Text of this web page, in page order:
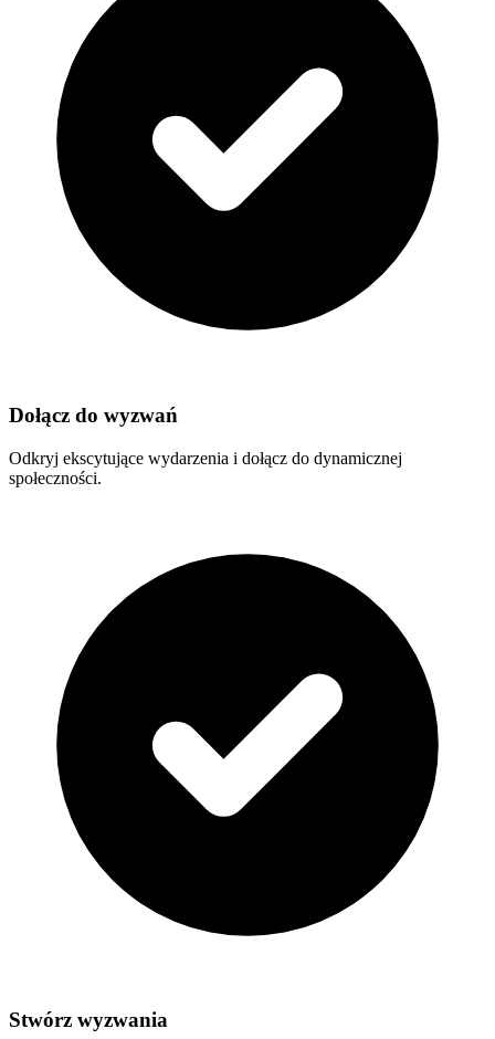
Dołącz do wyzwań
Odkryj ekscytujące wydarzenia i dołącz do dynamicznej
społeczności.
Stwórz wyzwania